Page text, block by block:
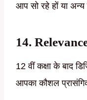
आप सो रहे हों या अन्य
14.
12 वीं कक्षा के बाद
आपका कौशल